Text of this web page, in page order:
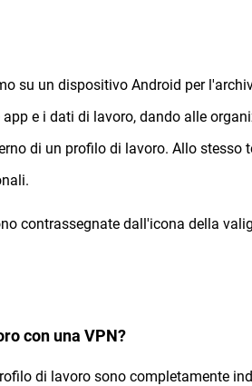
su un dispositivo Android per
e i dati di lavoro, dando alle
di un profilo di lavoro. Allo stesso
contrassegnate dall'icona della
con una VPN?
di lavoro sono completamente